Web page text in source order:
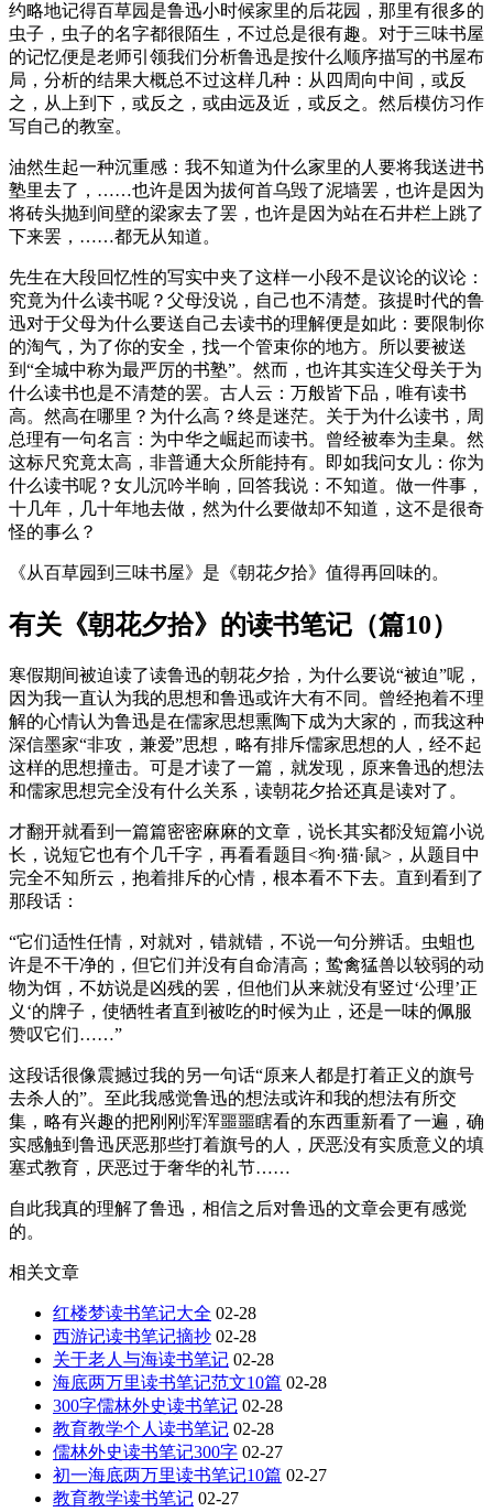
约略地记得百草园是鲁迅小时候家里的后花园，那里有很多的
虫子，虫子的名字都很陌生，不过总是很有趣。对于三味书屋
的记忆便是老师引领我们分析鲁迅是按什么顺序描写的书屋布
局，分析的结果大概总不过这样几种：从四周向中间，或反
之，从上到下，或反之，或由远及近，或反之。然后模仿习作
写自己的教室。
油然生起一种沉重感：我不知道为什么家里的人要将我送进书
塾里去了，……也许是因为拔何首乌毁了泥墙罢，也许是因为
将砖头抛到间壁的梁家去了罢，也许是因为站在石井栏上跳了
下来罢，……都无从知道。
先生在大段回忆性的写实中夹了这样一小段不是议论的议论：
究竟为什么读书呢？父母没说，自己也不清楚。孩提时代的鲁
迅对于父母为什么要送自己去读书的理解便是如此：要限制你
的淘气，为了你的安全，找一个管束你的地方。所以要被送
到“全城中称为最严厉的书塾”。然而，也许其实连父母关于为
什么读书也是不清楚的罢。古人云：万般皆下品，唯有读书
高。然高在哪里？为什么高？终是迷茫。关于为什么读书，周
总理有一句名言：为中华之崛起而读书。曾经被奉为圭臬。然
这标尺究竟太高，非普通大众所能持有。即如我问女儿：你为
什么读书呢？女儿沉吟半晌，回答我说：不知道。做一件事，
十几年，几十年地去做，然为什么要做却不知道，这不是很奇
怪的事么？
《从百草园到三味书屋》是《朝花夕拾》值得再回味的。
有关《朝花夕拾》的读书笔记（篇10）
寒假期间被迫读了读鲁迅的朝花夕拾，为什么要说“被迫”呢，
因为我一直认为我的思想和鲁迅或许大有不同。曾经抱着不理
解的心情认为鲁迅是在儒家思想熏陶下成为大家的，而我这种
深信墨家“非攻，兼爱”思想，略有排斥儒家思想的人，经不起
这样的思想撞击。可是才读了一篇，就发现，原来鲁迅的想法
和儒家思想完全没有什么关系，读朝花夕拾还真是读对了。
才翻开就看到一篇篇密密麻麻的文章，说长其实都没短篇小说
长，说短它也有个几千字，再看看题目<狗·猫·鼠>，从题目中
完全不知所云，抱着排斥的心情，根本看不下去。直到看到了
那段话：
“它们适性任情，对就对，错就错，不说一句分辨话。虫蛆也
许是不干净的，但它们并没有自命清高；鸷禽猛兽以较弱的动
物为饵，不妨说是凶残的罢，但他们从来就没有竖过‘公理’正
义‘的牌子，使牺牲者直到被吃的时候为止，还是一味的佩服
赞叹它们……”
这段话很像震撼过我的另一句话“原来人都是打着正义的旗号
去杀人的”。至此我感觉鲁迅的想法或许和我的想法有所交
集，略有兴趣的把刚刚浑浑噩噩瞎看的东西重新看了一遍，确
实感触到鲁迅厌恶那些打着旗号的人，厌恶没有实质意义的填
塞式教育，厌恶过于奢华的礼节……
自此我真的理解了鲁迅，相信之后对鲁迅的文章会更有感觉
的。
相关文章
红楼梦读书笔记大全 02-28
西游记读书笔记摘抄 02-28
关于老人与海读书笔记 02-28
海底两万里读书笔记范文10篇 02-28
300字儒林外史读书笔记 02-28
教育教学个人读书笔记 02-28
儒林外史读书笔记300字 02-27
初一海底两万里读书笔记10篇 02-27
教育教学读书笔记 02-27